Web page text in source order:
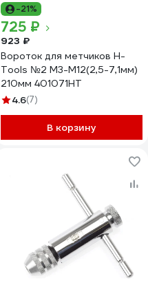
-21%
725 ₽
923 ₽
Вороток для метчиков H-
Tools №2 M3-M12(2,5-7,1мм)
210мм 401071HT
4.6(7)
В корзину